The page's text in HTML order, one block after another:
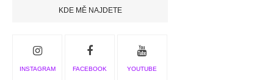
KDE MĚ NAJDETE
INSTAGRAM FACEBOOK YOUTUBE